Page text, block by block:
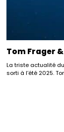
Tom Frager
La triste actualité
sorti à l’été 2025.